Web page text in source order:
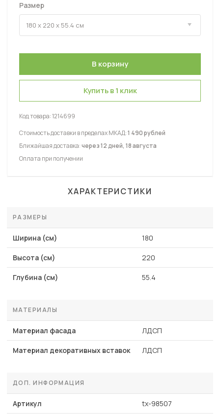
Размер
Купить в 1 клик
Код товара:1214699
Стоимость доставки в пределах МКАД:1 490 рублей
Ближайшая доставка:через 12 дней, 18 августа
Оплата при получении
ХАРАКТЕРИСТИКИ
РАЗМЕРЫ
Ширина (см) 180
Высота (см) 220
Глубина (см) 55.4
МАТЕРИАЛЫ
Материал фасада ЛДСП
Материал декоративных вставок ЛДСП
ДОП. ИНФОРМАЦИЯ
Артикул tx-98507